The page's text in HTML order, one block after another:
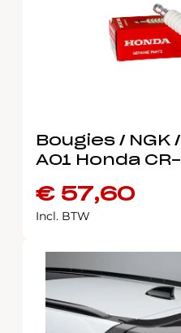
Bougies /
A01 Honda
€57,60
Incl. BTW